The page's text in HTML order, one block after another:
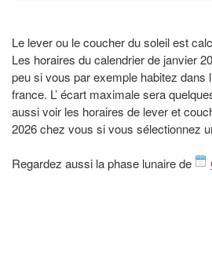
Le lever ou le coucher du soleil est
Les horaires du calendrier de janvier
peu si vous par exemple habitez dans
france. L’ écart maximale sera
aussi voir les horaires de lever et
2026 chez vous si vous sélectionnez
Regardez aussi la phase lunaire de